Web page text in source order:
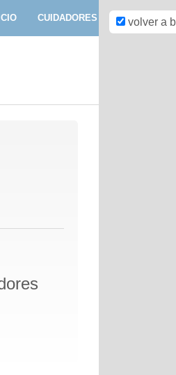
CUIDADORES volver a